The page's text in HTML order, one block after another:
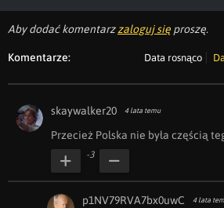
Aby dodać komentarzzaloguj się proszę.
Komentarze: Data rosnąco
skaywalker20 4 lata temu
Przecież Polska nie była częścią
-3
p1NV79RVA7bx0uwC 4 lata